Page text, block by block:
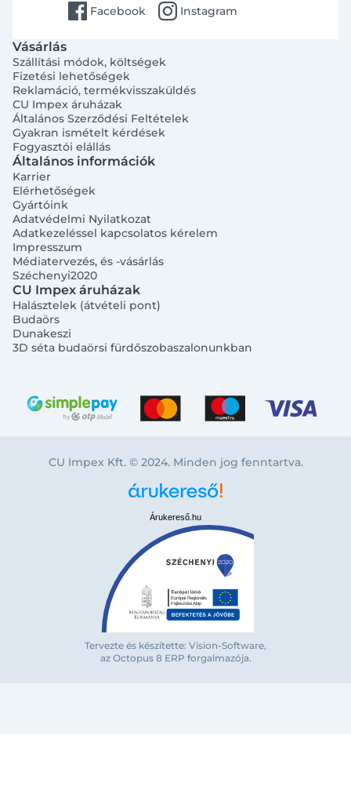
facebook Facebook instagram Instagram
Vásárlás
Szállítási módok, költségek
Fizetési lehetőségek
Reklamáció, termékvisszaküldés
CU Impex áruházak
Általános Szerződési Feltételek
Gyakran ismételt kérdések
Fogyasztói elállás
Általános információk
Karrier
Elérhetőségek
Gyártóink
Adatvédelmi Nyilatkozat
Adatkezeléssel kapcsolatos kérelem
Impresszum
Médiatervezés, és -vásárlás
Széchenyi2020
CU Impex áruházak
Halásztelek (átvételi pont)
Budaörs
Dunakeszi
3D séta budaörsi fürdőszobaszalonunkban
CU Impex Kft. © 2024. Minden jog fenntartva.
Árukereső.hu
Tervezte és készítette: Vision-Software,
az Octopus 8 ERP forgalmazója.